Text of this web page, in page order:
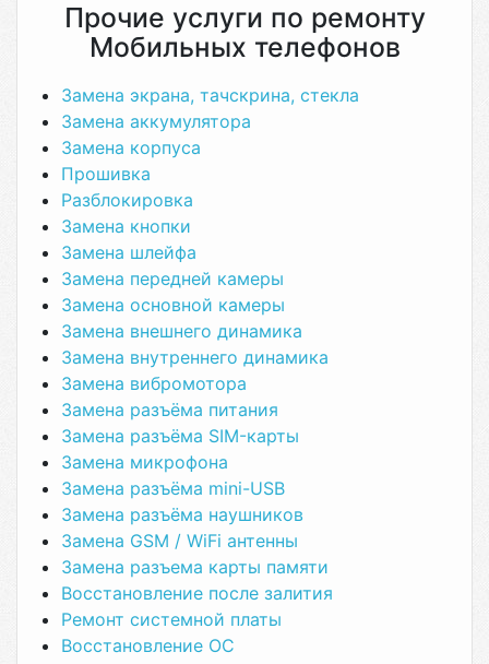
Прочие услуги по ремонту
Мобильных телефонов
Замена экрана, тачскрина, стекла
Замена аккумулятора
Замена корпуса
Прошивка
Разблокировка
Замена кнопки
Замена шлейфа
Замена передней камеры
Замена основной камеры
Замена внешнего динамика
Замена внутреннего динамика
Замена вибромотора
Замена разъёма питания
Замена разъёма SIM-карты
Замена микрофона
Замена разъёма mini-USB
Замена разъёма наушников
Замена GSM / WiFi антенны
Замена разъема карты памяти
Восстановление после залития
Ремонт системной платы
Восстановление ОС